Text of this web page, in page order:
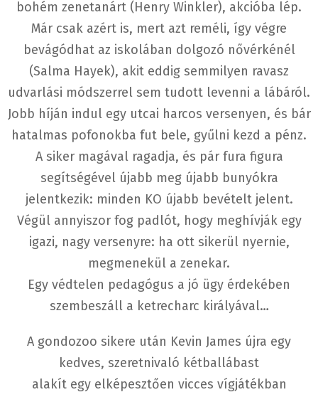
bohém zenetanárt (Henry Winkler), akcióba lép.
Már csak azért is, mert azt reméli, így végre
bevágódhat az iskolában dolgozó nővérkénél
(Salma Hayek), akit eddig semmilyen ravasz
udvarlási módszerrel sem tudott levenni a lábáról.
Jobb híján indul egy utcai harcos versenyen, és bár
hatalmas pofonokba fut bele, gyűlni kezd a pénz.
A siker magával ragadja, és pár fura figura
segítségével újabb meg újabb bunyókra
jelentkezik: minden KO újabb bevételt jelent.
Végül annyiszor fog padlót, hogy meghívják egy
igazi, nagy versenyre: ha ott sikerül nyernie,
megmenekül a zenekar.
Egy védtelen pedagógus a jó ügy érdekében
szembeszáll a ketrecharc királyával…
A gondozoo sikere után Kevin James újra egy
kedves, szeretnivaló kétballábast
alakít egy elképesztően vicces vígjátékban